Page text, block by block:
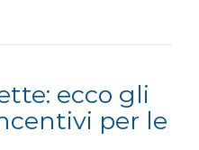
ecco gli
per le